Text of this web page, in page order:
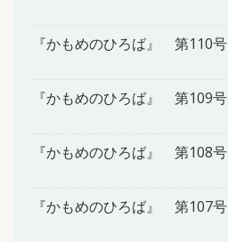
『かもめのひろば』 第110号
『かもめのひろば』 第109号
『かもめのひろば』 第108号
『かもめのひろば』 第107号